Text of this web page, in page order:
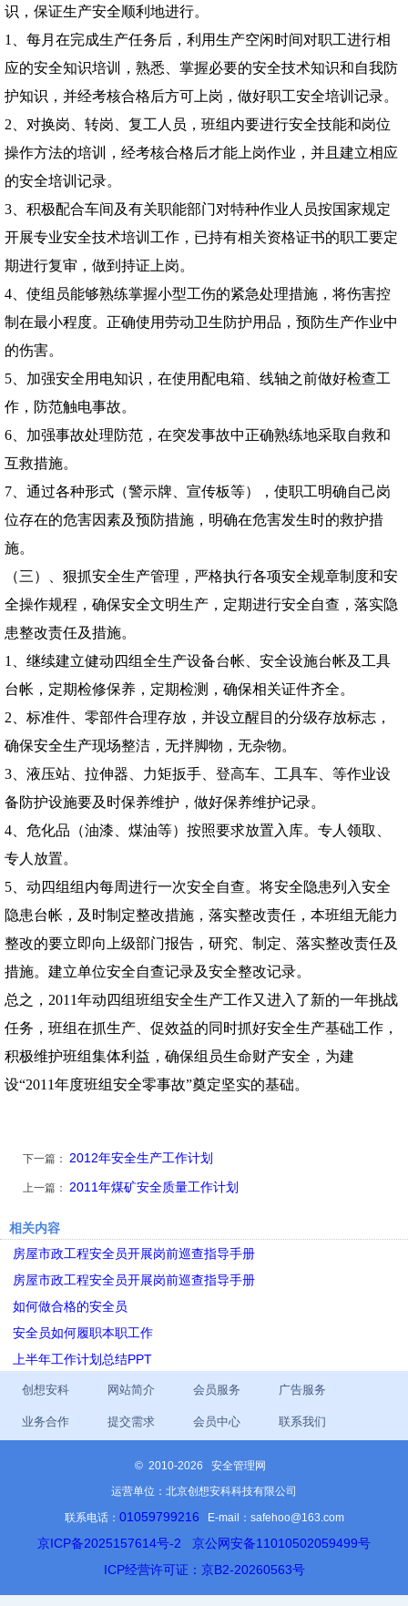
识，保证生产安全顺利地进行。
1
、每月在完成生产任务后，利用生产空闲时间对职工进行相
应的安全知识培训，熟悉、掌握必要的安全技术知识和自我防
护知识，并经考核合格后方可上岗，做好职工安全培训记录。
2 、对换岗、转岗、复工人员，班组内要进行安全技能和岗位
操作方法的培训，经考核合格后才能上岗作业，并且建立相应
的安全培训记录。
3 、积极配合车间及有关职能部门对特种作业人员按国家规定
开展专业安全技术培训工作，已持有相关资格证书的职工要定
期进行复审，做到持证上岗。
4 、使组员能够熟练掌握小型工伤的紧急处理措施，将伤害控
制在最小程度。正确使用劳动卫生防护用品，预防生产作业中
的伤害。
5 、加强安全用电知识，在使用配电箱、线轴之前做好检查工
作，防范触电事故。
6 、加强事故处理防范，在突发事故中正确熟练地采取自救和
互救措施。
7 、通过各种形式（警示牌、宣传板等），使职工明确自己岗
位存在的危害因素及预防措施，明确在危害发生时的救护措
施。
（三）、狠抓安全生产管理，严格执行各项安全规章制度和安
全操作规程，确保安全文明生产，定期进行安全自查，落实隐
患整改责任及措施。
1
、继续建立健动四组全生产设备台帐、安全设施台帐及工具
台帐，定期检修保养，定期检测，确保相关证件齐全。
2 、标准件、零部件合理存放，并设立醒目的分级存放标志，
确保安全生产现场整洁，无拌脚物，无杂物。
3 、液压站、拉伸器、力矩扳手、登高车、工具车、等作业设
备防护设施要及时保养维护，做好保养维护记录。
4 、危化品（油漆、煤油等）按照要求放置入库。专人领取、
专人放置。
5 、动四组组内每周进行一次安全自查。将安全隐患列入安全
隐患台帐，及时制定整改措施，落实整改责任，本班组无能力
整改的要立即向上级部门报告，研究、制定、落实整改责任及
措施。建立单位安全自查记录及安全整改记录。
总之， 2011年动四组班组安全生产工作又进入了新的一年挑战
任务，班组在抓生产、促效益的同时抓好安全生产基础工作，
积极维护班组集体利益，确保组员生命财产安全，为建
设“2011年度班组安全零事故”奠定坚实的基础。
下一篇： 2012年安全生产工作计划
上一篇： 2011年煤矿安全质量工作计划
相关内容
房屋市政工程安全员开展岗前巡查指导手册
房屋市政工程安全员开展岗前巡查指导手册
如何做合格的安全员
安全员如何履职本职工作
上半年工作计划总结PPT
创想安科 网站简介 会员服务 广告服务
业务合作 提交需求 会员中心 联系我们
© 2010-2026 安全管理网
运营单位：北京创想安科科技有限公司
联系电话： 01059799216 E-mail：safehoo@163.com
京ICP备2025157614号-2
京公网安备11010502059499号
ICP经营许可证：京B2-20260563号